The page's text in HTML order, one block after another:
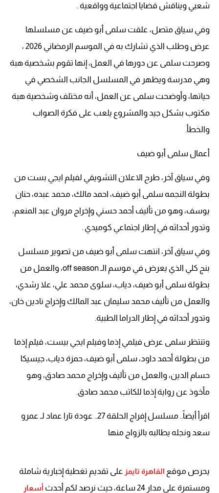
شعبي ويناقش قضايا اجتماعية وواقعية .
وفي سياق متصل، علقت سلمى أبو ضيف عن مسلسلها
عرض وطلب الذي تشارك به في الموسم الرمضاني 2026 ،
وصرحت سلمى عن دورها في العمل، إنها تقوم بشخصية هبة
وهي مدرسة ويظهر في المسلسل الجانب الشخصي في
حياتها، وأوضحت سلمى عن العمل، أنه مختلف وشخصية هبة
مكتوب بشكل جيد والمشروع يلعب على فكرة الصواب
والخطأ.
أعمال سلمى أبو ضيف
وفي سياق آخر، طرح الاعلان التشويقي لفيلم ايجي بست من
بطولة النجمه سلمى أبو ضيف، احمد مالك، محمد عبده، حنان
يوسف، وهو من تأليف أحمد حسني وإخراج مروان عبد المنعم،
وتدور أحداثه في إطار اجتماعي كوميدي .
وفي سياق آخر، انتهت سلمى أبو ضيف من تصوير مسلسل
بنج كلي الذي يعرض في موسم الـ off season، والعمل من
بطولة سلمى أبو ضيف، دياب، سلوى محمد علي، علا رشدي،
والعمل من تأليف محمد سليمان عبد المالك وإخراج نادين خان،
وتدور أحداثه في إطار الدراما الطبية.
وتنتظر سلمى عرض فيلمي إذما وفيلم ايجي بيست، فيلم إذما
من بطولة أحمد داود، سلمى أبو ضيف، حمزة دياب، جيسيكا
حسام الدين، والعمل من تأليف وإخراج محمد صادق، وهو
مأخوذ عن رواية إذما للكاتب محمد صادق.
اقرأ أيضاً.. مسلسل إفراج الحلقة 27.. عودة تارا عماد لـ عمرو
سعد ونجله يطالبه بالزواج منها
يحرص موقع القاهرة تايمز على تقديم تغطية إخبارية شاملة
ومستمرة على مدار 24 ساعة، حيث نرصد لكم أحدث
أسعار